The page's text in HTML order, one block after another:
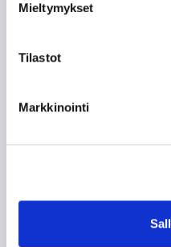
Mieltymykset
Tilastot
MarkkinointiVUOTTA SITTEN